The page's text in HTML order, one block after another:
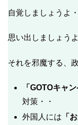
自覚しましょうよ
思い出しましょう
それを邪魔する、
「GOTOキャン
対策・・
外国人には 「